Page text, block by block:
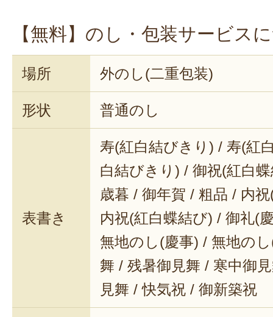
【無料】のし・包装サービス
場所 外のし(二重包装)
形状 普通のし
表書き
寿(紅白結びきり) / 寿(紅
白結びきり) / 御祝(紅白
歳暮 / 御年賀 / 粗品 / 内
内祝(紅白蝶結び) / 御礼(
無地のし(慶事) / 無地の
舞 / 残暑御見舞 / 寒中御
見舞 / 快気祝 / 御新築祝